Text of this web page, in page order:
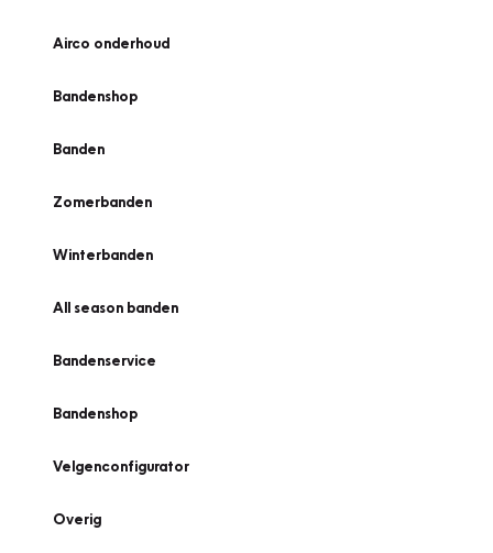
Airco onderhoud
Bandenshop
Banden
Zomerbanden
Winterbanden
All season banden
Bandenservice
Bandenshop
Velgenconfigurator
Overig